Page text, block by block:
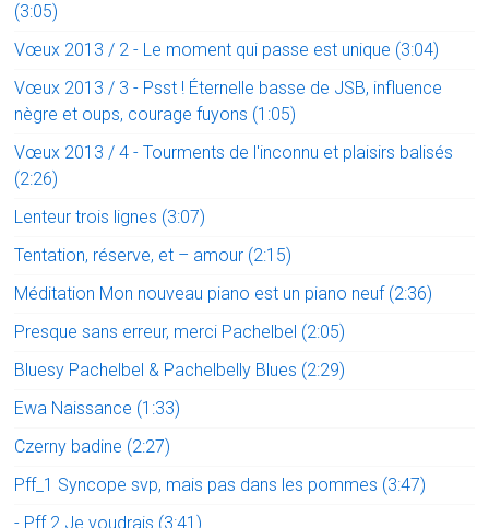
(3:05)
Vœux 2013 / 2 - Le moment qui passe est unique (3:04)
Vœux 2013 / 3 - Psst ! Éternelle basse de JSB, influence
nègre et oups, courage fuyons (1:05)
Vœux 2013 / 4 - Tourments de l'inconnu et plaisirs balisés
(2:26)
Lenteur trois lignes (3:07)
Tentation, réserve, et – amour (2:15)
Méditation Mon nouveau piano est un piano neuf (2:36)
Presque sans erreur, merci Pachelbel (2:05)
Bluesy Pachelbel & Pachelbelly Blues (2:29)
Ewa Naissance (1:33)
Czerny badine (2:27)
Pff_1 Syncope svp, mais pas dans les pommes (3:47)
- Pff 2 Je voudrais (3:41)